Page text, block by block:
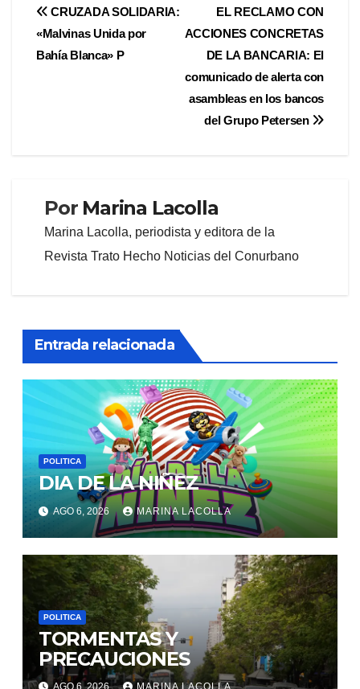
Navegación
de
EL RECLAMO CON
ACCIONES CONCRETAS
DE LA BANCARIA: El
comunicado de alerta con
asambleas en los bancos
del Grupo Petersen
CRUZADA SOLIDARIA:
«Malvinas Unida por
Bahía Blanca» P
Por Marina Lacolla
Marina Lacolla, periodista y editora de la
Revista Trato Hecho Noticias del Conurbano
Entrada relacionada
POLITICA
DIA DE LA NIÑEZ
AGO 6, 2026 MARINA LACOLLA
POLITICA
TORMENTAS Y
PRECAUCIONES
AGO 6, 2026 MARINA LACOLLA